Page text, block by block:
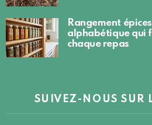
Rangement
alphabétique qui
chaque repas
SUIVEZ-NOUS SUR